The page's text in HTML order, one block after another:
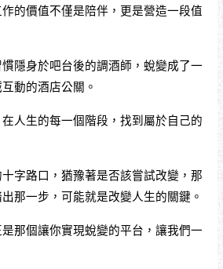
的價值不僅是陪伴，更是營造一段值
隱身於吧台後的調酒師，蛻變成了一
動的酒店公關。
人生的每一個階段，找到屬於自己的
字路口，猶豫著是否該嘗試改變，那
那一步，可能就是改變人生的關鍵。
那個讓你實現蛻變的平台，讓我們一